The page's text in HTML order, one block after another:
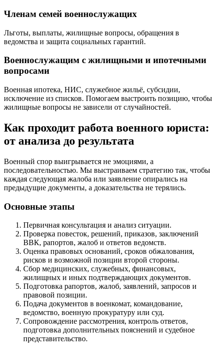
Членам семей военнослужащих
Льготы, выплаты, жилищные вопросы, обращения в
ведомства и защита социальных гарантий.
Военнослужащим с жилищными и ипотечными
вопросами
Военная ипотека, НИС, служебное жильё, субсидии,
исключение из списков. Помогаем выстроить позицию, чтобы
жилищные вопросы не зависели от случайностей.
Как проходит работа военного юриста:
от анализа до результата
Военный спор выигрывается не эмоциями, а
последовательностью. Мы выстраиваем стратегию так, чтобы
каждая следующая жалоба или заявление опирались на
предыдущие документы, а доказательства не терялись.
Основные этапы
Первичная консультация и анализ ситуации.
Проверка повесток, решений, приказов, заключений
ВВК, рапортов, жалоб и ответов ведомств.
Оценка правовых оснований, сроков обжалования,
рисков и возможной позиции второй стороны.
Сбор медицинских, служебных, финансовых,
жилищных и иных подтверждающих документов.
Подготовка рапортов, жалоб, заявлений, запросов и
правовой позиции.
Подача документов в военкомат, командование,
ведомство, военную прокуратуру или суд.
Сопровождение рассмотрения, контроль ответов,
подготовка дополнительных пояснений и судебное
представительство.